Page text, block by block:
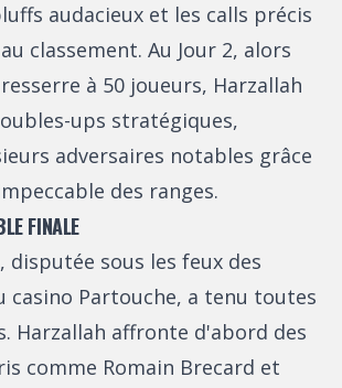
audacieux et les calls précis
classement. Au Jour 2, alors
à 50 joueurs, Harzallah
ups stratégiques,
adversaires notables grâce
des ranges.
FINALE
disputée sous les feux des
casino Partouche, a tenu toutes
Harzallah affronte d'abord des
comme Romain Brecard et